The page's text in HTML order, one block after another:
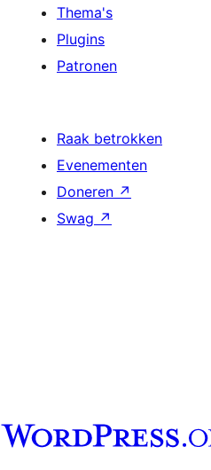
Thema's
Plugins
Patronen
Raak betrokken
Evenementen
Doneren ↗
Swag ↗